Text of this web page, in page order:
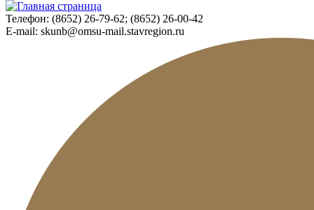
Телефон: (8652) 26-79-62; (8652) 26-00-42
E-mail: skunb@omsu-mail.stavregion.ru